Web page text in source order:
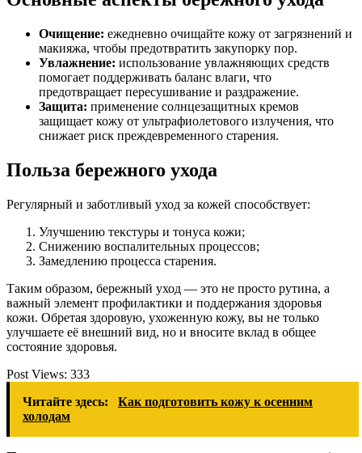
Очищение: ежедневно очищайте кожу от загрязнений и
макияжа, чтобы предотвратить закупорку пор.
Увлажнение: использование увлажняющих средств
помогает поддерживать баланс влаги, что
предотвращает пересушивание и раздражение.
Защита: применение солнцезащитных кремов
защищает кожу от ультрафиолетового излучения, что
снижает риск преждевременного старения.
Польза бережного ухода
Регулярный и заботливый уход за кожей способствует:
Улучшению текстуры и тонуса кожи;
Снижению воспалительных процессов;
Замедлению процесса старения.
Таким образом, бережный уход — это не просто рутина, а
важный элемент профилактики и поддержания здоровья
кожи. Обретая здоровую, ухоженную кожу, вы не только
улучшаете её внешний вид, но и вносите вклад в общее
состояние здоровья.
Post Views: 333
Читайте здесь:
Как подготовить кожу к осенним
холодам